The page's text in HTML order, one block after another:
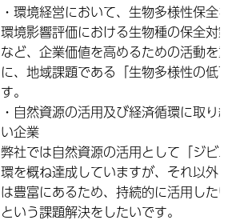
・環境経営において、生物多様性保全
環境影響評価における生物種の保全対
など、企業価値を高めるための活動を
に、地域課題である「生物多様性の低
す。
・自然資源の活用及び経済循環に取り
い企業
弊社では自然資源の活用として「ジビ
環を概ね達成していますが、それ以外
は豊富にあるため、持続的に活用した
という課題解決をしたいです。